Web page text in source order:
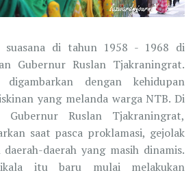
suasana di tahun 1958 - 1968 di
Gubernur Ruslan Tjakraningrat.
dengan kehidupan
yang melanda warga NTB. Di
Gubernur Ruslan Tjakraningrat,
saat pasca proklamasi, gejolak
daerah yang masih dinamis.
itu baru mulai melakukan